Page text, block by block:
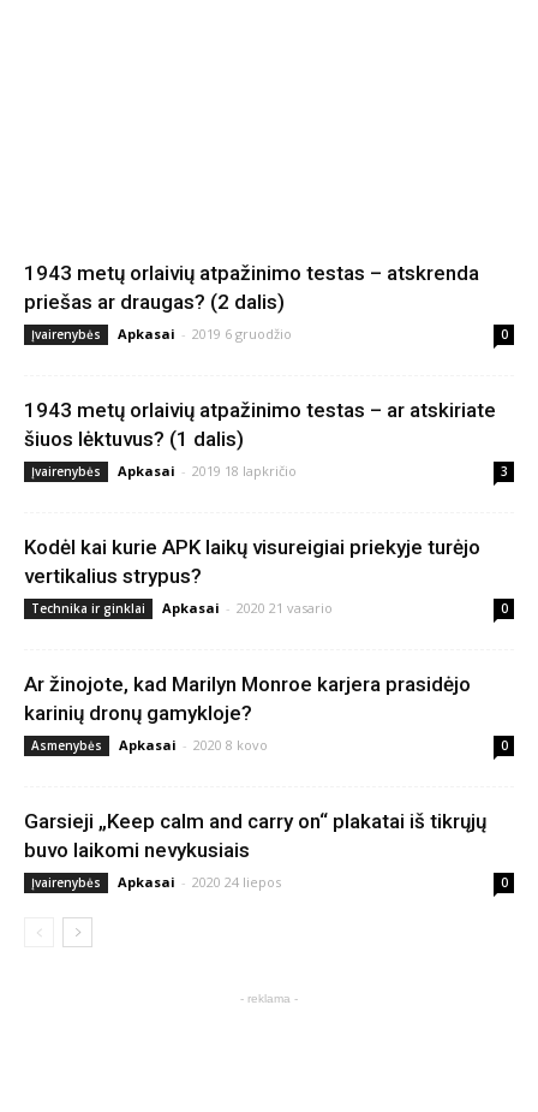
1943 metų orlaivių atpažinimo testas – atskrenda
priešas ar draugas? (2 dalis)
Įvairenybės Apkasai - 2019 6 gruodžio 0
1943 metų orlaivių atpažinimo testas – ar atskiriate
šiuos lėktuvus? (1 dalis)
Įvairenybės Apkasai - 2019 18 lapkričio 3
Kodėl kai kurie APK laikų visureigiai priekyje turėjo
vertikalius strypus?
Technika ir ginklai Apkasai - 2020 21 vasario 0
Ar žinojote, kad Marilyn Monroe karjera prasidėjo
karinių dronų gamykloje?
Asmenybės Apkasai - 2020 8 kovo 0
Garsieji „Keep calm and carry on“ plakatai iš tikrųjų
buvo laikomi nevykusiais
Įvairenybės Apkasai - 2020 24 liepos 0
- reklama -